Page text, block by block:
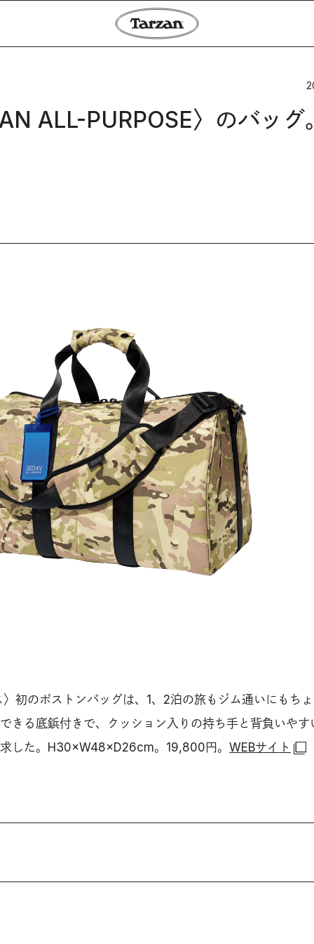
ALL-PURPOSE〉のバッグ。
初のボストンバッグは、1、2泊の旅もジム通いにもち
きる底鋲付きで、クッション入りの持ち手と背負いやす
した。H30×W48×D26cm。19,800円。 WEBサイト